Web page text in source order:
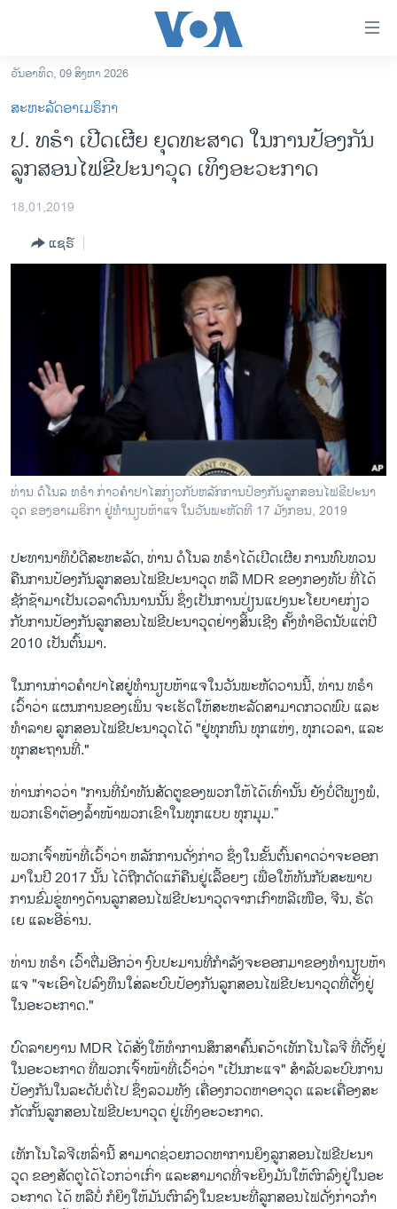
ເຂົ້າ
ຫາ
ຂ້າມ
ຂ້າມ
ຫາ
ການເລືອກຕັ້ງ ປະທານາທີບໍດີ ສະຫະລັດ 2024
ຂ່າວ​ຈີນ
ໂລກ
ອິດສະຫຼະພາບດ້ານການຂ່າວ
ຊຸມຊົນຊາວລາວ
ວິທະຍາສາດ-ເທັກໂນໂລຈີ
ທຸລະກິດ
ພາສາອັງກິດ
ວີດີໂອ
ລາຍການກະຈາຍສຽງ
ລາຍງານ
ຕິດຕາມພວກເຮົາ ທີ່
ພາສາຕ່າງໆ
ວັນອາທິດ, 09 ສິງຫາ 2026
ສະຫະລັດອາເມຣິກາ
ປ. ທ​ຣຳ ​ເປີດ​ເຜີຍ ຍຸດ​ທະ​ສາດ ​ໃນ​ການ​ປ້ອງ​ກັນ
ລູກ​ສອນ​ໄຟຂີ​ປະ​ນາ​ວຸດ ​ເທິງ​​ອະ​ວະ​ກາດ
18,01,2019
ແຊຣ໌
ທ່ານ ດໍ​ໂນ​ລ ທ​ຣຳ ​ກ່າວ​ຄຳ​ປາ​ໄສ​ກ່ຽວ​ກັບ​ຫລັກການ​ປ້ອງ​ກັນລູກ​ສອນ​ໄຟ​ຂີ​ປະ​ນາ​
ວຸດ ຂອງ​ອາ​ເມ​ຣິ​ກາ ຢູ່​ທຳ​ນຽບ​ຫ້າ​ແຈ​ ໃນ​ວັ​ນ​ພະ​ຫັດ​ທີ 17 ມັງ​ກອນ, 2019
ປະ​ທາ​ນາ​ທິ​ບໍ​ດີສະ​ຫະ​ລັດ, ທ່ານ ດໍ​ໂນ​ລ ທ​ຣຳໄດ້​ເປີດ​ເຜີຍ ການ​ທົບ​ທວນ
ຄືນ​ການ​ປ້ອງ​ກັນລູກ​ສອນ​ໄຟ​ຂີ​ປະ​ນາ​ວຸດ ຫລື MDR ​ຂອງກອງ​ທັບ ທີ່​ໄດ້​
ຊັກ​ຊ້າ​ມາ​ເປັນ​ເວ​ລາ​ດົນ​ນານນັ້ນ ຊຶ່ງເປັນ​ການ​ປ່ຽນ​ແປງ​ນະ​ໂຍ​ບາຍ​ກ່ຽວ​
ກັບການ​ປ້ອງ​ກັນລູກ​ສອນ​ໄຟ​ຂີ​ປະ​ນາ​ວຸດຢ່າງ​ສິ້ນ​ເຊີງ ຄັ້ງ​ທຳ​ອິດ​ນັບ​ແຕ່​ປີ
2010 ເປັນ​ຕົ້ນ​ມາ.
ໃນ​ການ​ກ່າວ​ຄຳ​ປາ​ໄສ​ຢູ່​ທຳ​ນຽບ​ຫ້າ​ແຈ​ໃນ​ວັ​ນ​ພະ​ຫັດ​ວານນີ້, ທ່ານ ທ​ຣຳ​
ເວົ້າ​ວ່າ ແຜນ​ການ​ຂອງ​ເພິ່ນ ຈະ​ເຮັດ​ໃຫ້​ສະ​ຫະ​ລັດ​ສາ​ມາດກວດ​ພົບ ແລະ​
ທຳ​ລາຍ ລູກ​ສອນ​ໄຟ​ຂີ​ປະ​ນາ​ວຸດໄດ້ "ຢູ່​ທຸກ​ຫົນ ທຸກ​ແຫ່ງ, ທຸກ​ເວ​ລາ, ແລະ​
ທຸກ​ສະ​ຖານ​ທີ່."
ທ່ານ​ກ່າວ​ວ່າ "ການ​ທີ່​ນຳ​ທັນສັດ​ຕູຂອງ​ພວກ​ໃຫ້​ໄດ້​ເທົ່າ​ນັ້ນ ຍັງ​ບໍ່​ດີ​ພຽງ​ພໍ,
ພວກ​ເຮົາ​ຕ້ອງ​ລ້ຳ​ໜ້າ​ພວກເຂົາ​ໃນ​ທຸກ​ແບບ ທຸກ​ມຸມ.”
ພວກເຈົ້າ​ໜ້າ​ທີ່ເວົ້າ​ວ່າ ຫລັກ​ການດັ່ງ​ກ່າວ ຊຶ່ງ​ໃນ​ຂັ້ນ​ຕົ້ນຄາດ​ວ່າ​ຈະ​ອອກ​
ມາ​ໃນ​ປີ 2017 ນັ້ນ ໄດ້ຖືກ​ດັດ​ແກ້​ຄືນ​ຢູ່​ເລື້ອຍໆ ເພື່ອ​ໃຫ້​ທັນ​ກັບ​ສະ​ພາບ​
ການ​ຂົ່ມ​ຂູ່​ທາງ​ດ້ານ​ລູກ​ສອນ​ໄຟ​ຂີ​ປະ​ນາ​ວຸດຈາກ​ເກົາ​ຫລີ​ເໜືອ, ຈີນ, ຣັດ​
ເຍ ແລະ​ອີ​ຣ່ານ.
ທ່ານ ທ​ຣຳ ເວົ້າ​ຕື່ມ​ອີກວ່າ ງົບ​ປະ​ມານ​ທີ່​ກຳ​ລັງ​ຈະ​ອອກ​ມາ​ຂອງ​ທຳ​ນຽບ​ຫ້າ​
ແຈ "ຈະ​ເອົາ​ໄປ​ລົງ​ທຶນ​ໃສ່​ລະ​ບົບ​ປ້ອງ​ກັນ​ລູກ​ສອນ​ໄຟ​ຂີ​ປະ​ນາ​ວຸດທີ່​ຕັ້ງ​ຢູ່​
ໃນ​ອະ​ວະ​ກາດ."
ບົດລາຍ​ງານ MDR ໄດ້ສັ່ງ​ໃຫ້​ທຳ​ການ​ສຶກ​ສາ​ຄົ້ນ​ຄວ້າເທັກ​ໂນ​ໂລ​ຈີ ທີ່​ຕັ້ງ​ຢູ່​
ໃນ​ອະ​ວະ​ກາດ ​ທີ່​ພວກ​ເຈົ້າ​ໜ້າ​ທີ່ເວົ້າ​ວ່າ "ເປັນ​ກະ​ແຈ" ສຳ​ລັບ​ລະ​ບົບການ​
ປ້ອງ​ກັນ​ໃນ​ລະ​ດັບ​ຕໍ່​ໄປ ຊຶ່ງ​ລວມ​ທັງ ເຄື່ອງ​ກວດ​ຫາ​ອາ​ວຸດ ແລະ​ເຄື່ອງ​ສະ​
ກັດ​ກັ້​ນລູກ​ສອນ​ໄຟ​ຂີ​ປະ​ນາ​ວຸດ ຢູ່​ເທິງ​ອະວະ​ກາດ.
ເທັກ​ໂນ​ໂລ​ຈີ​ເຫລົ່າ​ນີ້ ສາ​ມາດ​ຊ່ວຍກວດ​ຫາ​ການ​ຍິງລູກ​ສອນ​ໄຟ​ຂີ​ປະ​ນາ​
ວຸດ ຂອງ​ສັດ​ຕູ​ໄດ້​ໄວ​ກວ່າ​ເກົ່າ ແລະສາ​ມາດ​ທີ່​ຈະ​ຍິງ​ມັນ​ໃຫ້​ຕົກ​ລົງ​ຢູ່​ໃນ​ອະ​
ວະ​ກາດ ໄດ້ ຫລື​ບໍ່ ກໍ​ຍິງ​ໃຫ້​ມັນ​ຕົກ​ລົງ​ໃນ​ຂະ​ນະ​ທີ່ລູກ​ສອນ​ໄຟດັ່ງ​ກ່າວກຳ​